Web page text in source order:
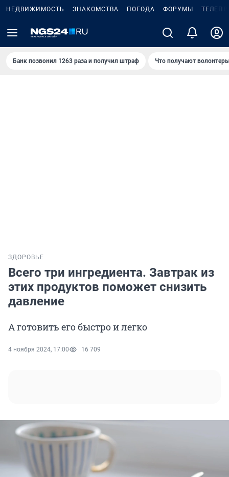
НЕДВИЖИМОСТЬ ЗНАКОМСТВА ПОГОДА ФОРУМЫ
Банк позвонил 1263 раза и получил штраф Что получают
ЗДОРОВЬЕ
Всего три ингредиента. Завтрак из
этих продуктов поможет снизить
давление
А готовить его быстро и легко
4 ноября 2024, 17:00 16 709